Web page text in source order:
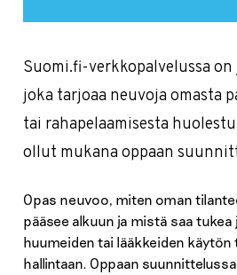
Suomi.fi-verkkopalvelussa
joka tarjoaa neuvoja omasta
tai rahapelaamisesta
ollut mukana oppaan
Opas neuvoo, miten oman
pääsee alkuun ja mistä saa tukea
huumeiden tai lääkkeiden käytön
hallintaan. Oppaan